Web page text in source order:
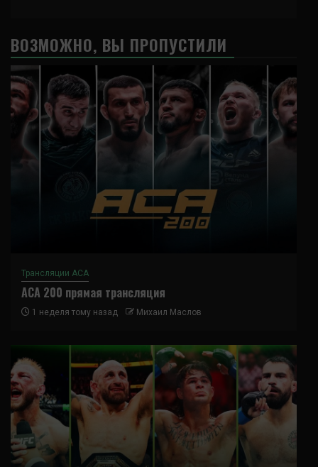
ВОЗМОЖНО, ВЫ ПРОПУСТИЛИ
Трансляции ACA
ACA 200 прямая трансляция
1 неделя тому назад Михаил Маслов